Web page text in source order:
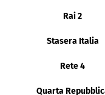
Rai 2
Stasera Italia
Rete 4
Quarta